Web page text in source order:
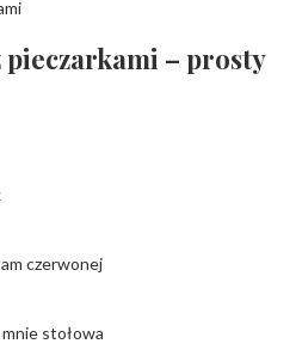
pieczarkami – prosty
czerwonej
stołowa